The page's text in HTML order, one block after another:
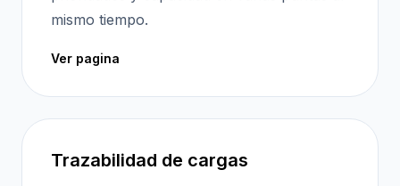
mismo tiempo.
Ver pagina
Trazabilidad de cargas